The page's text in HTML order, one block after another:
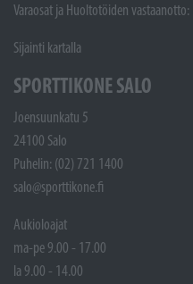
Varaosat ja Huoltotöiden
Sijainti kartalla
SPORTTIKONE SALO
Joensuunkatu 5
24100 Salo
Puhelin: (02) 721 1400
salo@sporttikone.fi
Aukioloajat
ma-pe 9.00 - 17.00
la 9.00 - 14.00